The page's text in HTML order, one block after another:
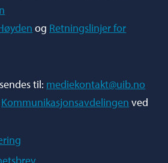
og Retningslinjer for
til: mediekontakt@uib.no
Kommunikasjonsavdelingen ved